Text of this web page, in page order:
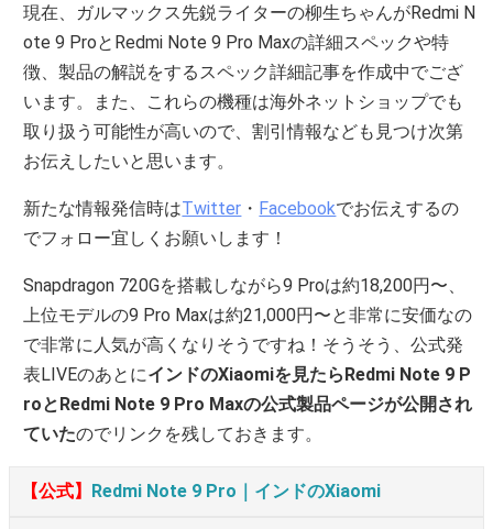
現在、ガルマックス先鋭ライターの柳生ちゃんがRedmi N
ote 9 ProとRedmi Note 9 Pro Maxの詳細スペックや特
徴、製品の解説をするスペック詳細記事を作成中でござ
います。また、これらの機種は海外ネットショップでも
取り扱う可能性が高いので、割引情報なども見つけ次第
お伝えしたいと思います。
新たな情報発信時はTwitter ・ Facebookでお伝えするの
でフォロー宜しくお願いします！
Snapdragon 720Gを搭載しながら9 Proは約18,200円〜、
上位モデルの9 Pro Maxは約21,000円〜と非常に安価なの
で非常に人気が高くなりそうですね！そうそう、公式発
表LIVEのあとにインドのXiaomiを見たらRedmi Note 9 P
roとRedmi Note 9 Pro Maxの公式製品ページが公開され
ていたのでリンクを残しておきます。
【公式】 Redmi Note 9 Pro｜インドのXiaomi